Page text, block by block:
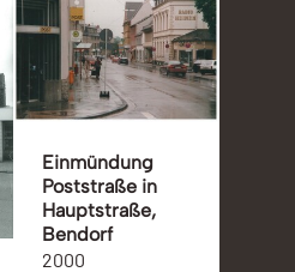
Einmündung
Poststraße in
Hauptstraße,
Bendorf
2000